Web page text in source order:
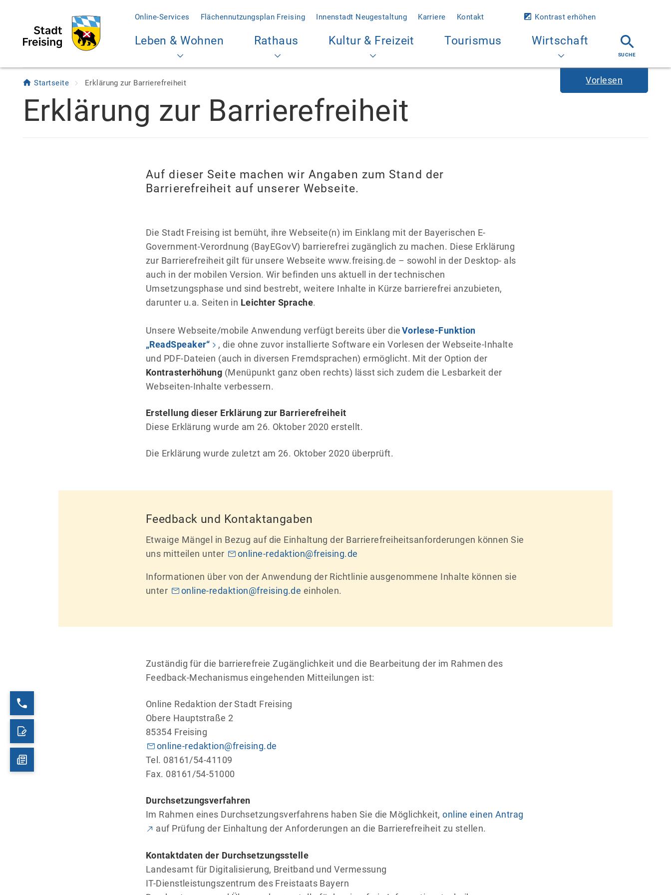
Online-Services Flächennutzungsplan Freising Innenstadt Neugestaltung Karriere Kontakt Kontrast erhöhen
Leben & Wohnen Rathaus Kultur & Freizeit Tourismus Wirtschaft
Vorlesen
Startseite Erklärung zur Barrierefreiheit
Erklärung zur Barrierefreiheit
Auf dieser Seite machen wir Angaben zum Stand der
Barrierefreiheit auf unserer Webseite.
Die Stadt Freising ist bemüht, ihre Webseite(n) im Einklang mit der Bayerischen E-
Government-Verordnung (BayEGovV) barrierefrei zugänglich zu machen. Diese Erklärung
zur Barrierefreiheit gilt für unsere Webseite www.freising.de – sowohl in der Desktop- als
auch in der mobilen Version. Wir befinden uns aktuell in der technischen
Umsetzungsphase und sind bestrebt, weitere Inhalte in Kürze barrierefrei anzubieten,
darunter u.a. Seiten in Leichter Sprache.
Unsere Webseite/mobile Anwendung verfügt bereits über dieVorlese-Funktion
„ReadSpeaker“
, die ohne zuvor installierte Software ein Vorlesen der Webseite-Inhalte
und PDF-Dateien (auch in diversen Fremdsprachen) ermöglicht. Mit der Option der
Kontrasterhöhung (Menüpunkt ganz oben rechts) lässt sich zudem die Lesbarkeit der
Webseiten-Inhalte verbessern.
Erstellung dieser Erklärung zur Barrierefreiheit
Diese Erklärung wurde am 26. Oktober 2020 erstellt.
Die Erklärung wurde zuletzt am 26. Oktober 2020 überprüft.
Feedback und Kontaktangaben
Etwaige Mängel in Bezug auf die Einhaltung der Barrierefreiheitsanforderungen können Sie
uns mitteilen unter
online-redaktion@freising.de
Informationen über von der Anwendung der Richtlinie ausgenommene Inhalte können sie
unter
online-redaktion@freising.de einholen.
Zuständig für die barrierefreie Zugänglichkeit und die Bearbeitung der im Rahmen des
Feedback-Mechanismus eingehenden Mitteilungen ist:
Online Redaktion der Stadt Freising
Obere Hauptstraße 2
85354 Freising
online-redaktion@freising.de
Tel. 08161/54-41109
Fax. 08161/54-51000
Durchsetzungsverfahren
Im Rahmen eines Durchsetzungsverfahrens haben Sie die Möglichkeit,online einen Antrag
auf Prüfung der Einhaltung der Anforderungen an die Barrierefreiheit zu stellen.
Kontaktdaten der Durchsetzungsstelle
Landesamt für Digitalisierung, Breitband und Vermessung
IT-Dienstleistungszentrum des Freistaats Bayern